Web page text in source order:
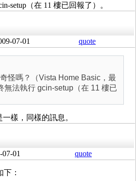
setup（在 11 樓已回報了）。
07-01 quote
怪嗎？（Vista Home Basic，最
無法執行 gcin-setup（在 11 樓已
樣，同樣的訊息。
07-01 quote
：